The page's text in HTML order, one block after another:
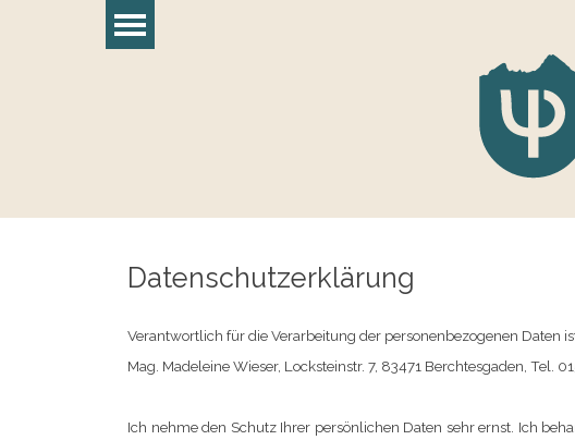
Menü überspringen
Datenschutzerklärung
Verantwortlich für die Verarbeitung der personenbezogenen Daten
Mag. Madeleine Wieser, Locksteinstr. 7, 83471 Berchtesgaden, Tel.
Ich nehme den Schutz Ihrer persönlichen Daten sehr ernst. Ich